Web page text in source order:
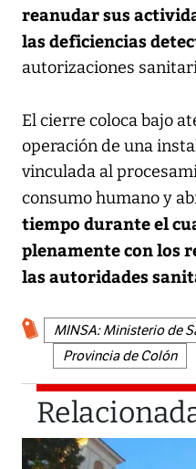
reanudar sus
las deficiencias
autorizaciones
El cierre coloca bajo
operación de una
vinculada al
consumo humano y
tiempo durante el
plenamente con los
las autoridades
MINSA: Ministerio de
Provincia de Colón